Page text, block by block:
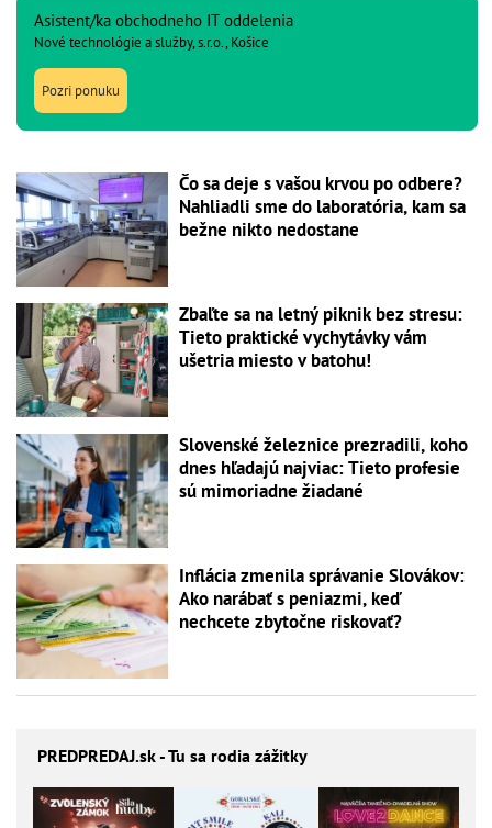
Asistent/ka obchodneho IT oddelenia
Nové technológie a služby, s.r.o., Košice
Pozri ponuku
Čo sa deje s vašou krvou po odbere?
Nahliadli sme do laboratória, kam sa
bežne nikto nedostane
Zbaľte sa na letný piknik bez stresu:
Tieto praktické vychytávky vám
ušetria miesto v batohu!
Slovenské železnice prezradili, koho
dnes hľadajú najviac: Tieto profesie
sú mimoriadne žiadané
Inflácia zmenila správanie Slovákov:
Ako narábať s peniazmi, keď
nechcete zbytočne riskovať?
PREDPREDAJ.sk - Tu sa rodia zážitky